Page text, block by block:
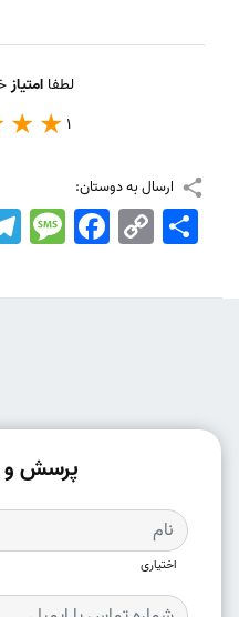
لطفاامتیاز
1
ارسال به دوستان:
MessageFacebook Copy
Link
اشتراک
پرسش و
اختیاری